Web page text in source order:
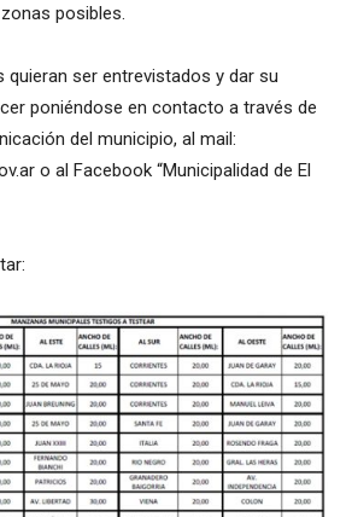
posibles.
quieran ser entrevistados y dar su
poniéndose en contacto a través de
del municipio, al mail:
o al Facebook “Municipalidad de El